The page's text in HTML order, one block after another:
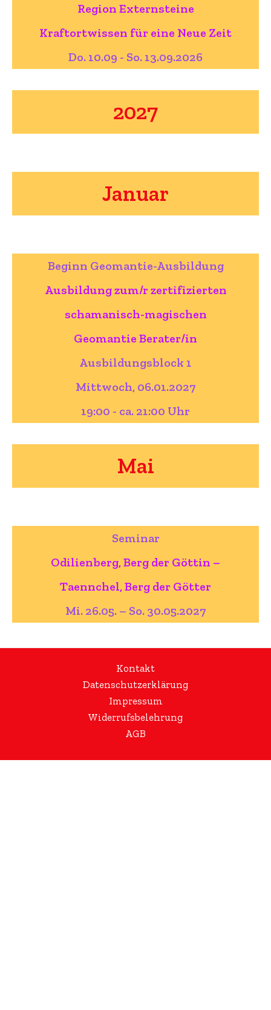
Region Externsteine
Kraftortwissen für eine Neue Zeit
Do. 10.09 - So. 13.09.2026
2027
Januar
Beginn Geomantie-Ausbildung
Ausbildung zum/r zertifizierten
schamanisch-magischen
Geomantie Berater/in
Ausbildungsblock 1
Mittwoch, 06.01.2027
19:00 - ca. 21:00 Uhr
Mai
Seminar
Odilienberg, Berg der Göttin –
Taennchel, Berg der Götter
Mi. 26.05. – So. 30.05.2027
Kontakt
Datenschutzerklärung
Impressum
Widerrufsbelehrung
AGB